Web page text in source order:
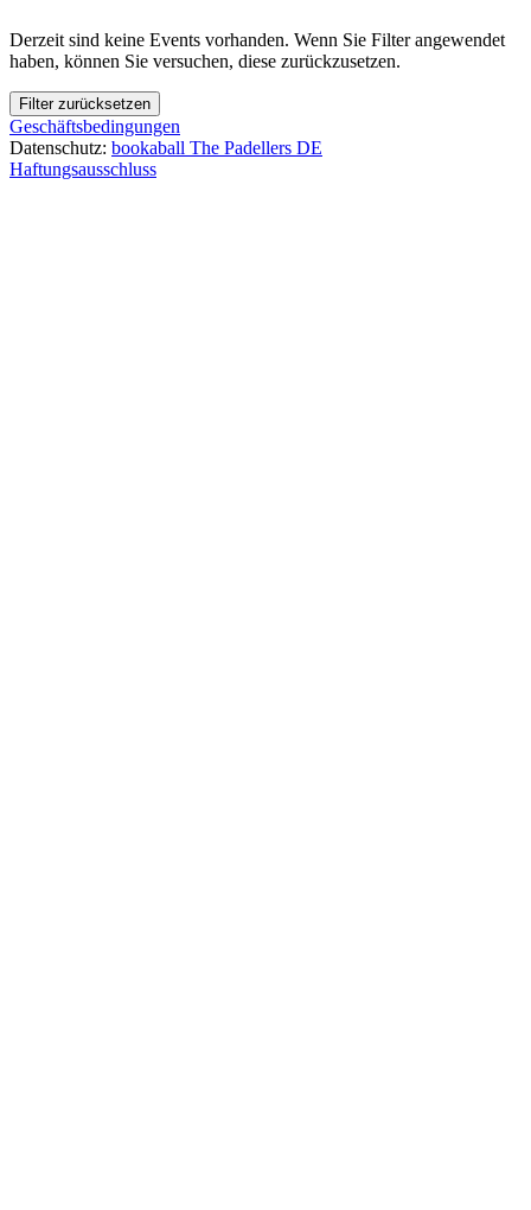
Derzeit sind keine Events vorhanden. Wenn Sie Filter angewendet
haben, können Sie versuchen, diese zurückzusetzen.
Filter zurücksetzen
Geschäftsbedingungen
Datenschutz: bookaball The Padellers DE
Haftungsausschluss